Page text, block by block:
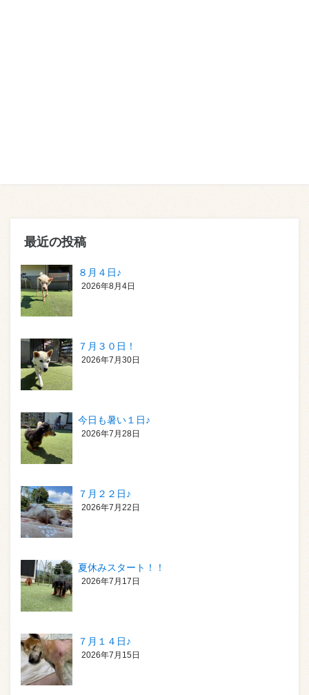
最近の投稿
８月４日♪
2026年8月4日
７月３０日！
2026年7月30日
今日も暑い１日♪
2026年7月28日
７月２２日♪
2026年7月22日
夏休みスタート！！
2026年7月17日
７月１４日♪
2026年7月15日